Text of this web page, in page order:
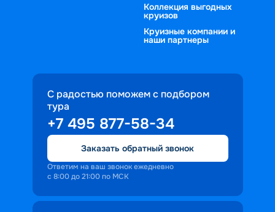
Коллекция выгодных
круизов
Круизные компании и
наши партнеры
С радостью поможем с подбором
тура
+7 495 877-58-34
Заказать обратный звонок
Ответим на ваш звонок ежедневно
с 8:00 до 21:00 по МСК